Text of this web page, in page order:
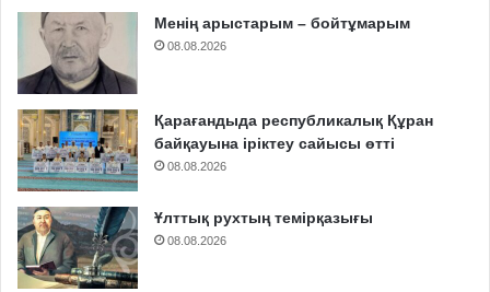
Менің арыстарым – бойтұмарым
08.08.2026
Қарағандыда республикалық Құран
байқауына іріктеу сайысы өтті
08.08.2026
Ұлттық рухтың темірқазығы
08.08.2026